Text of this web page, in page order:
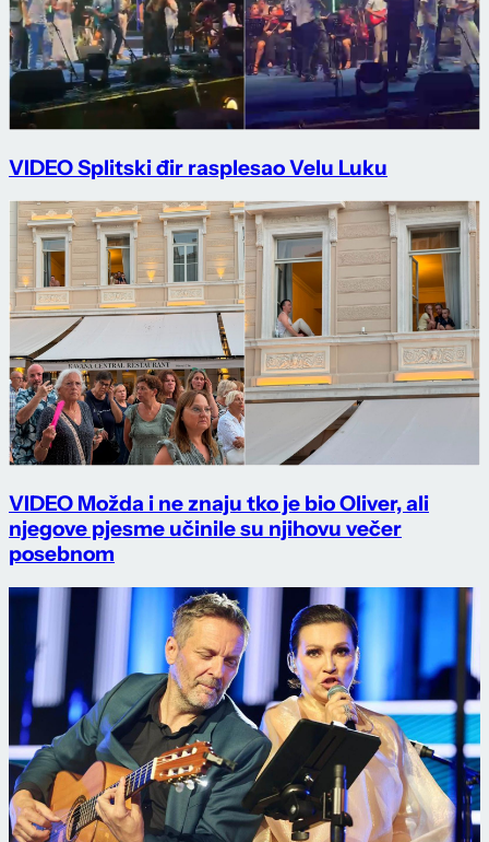
VIDEO Splitski đir rasplesao Velu Luku
VIDEO Možda i ne znaju tko je bio Oliver, ali
njegove pjesme učinile su njihovu večer
posebnom